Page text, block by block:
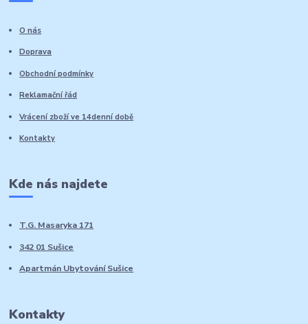
O nás
Doprava
Obchodní podmínky
Reklamační řád
Vrácení zboží ve 14denní době
Kontakty
Kde nás najdete
T.G. Masaryka 171
342 01 Sušice
Apartmán Ubytování Sušice
Kontakty